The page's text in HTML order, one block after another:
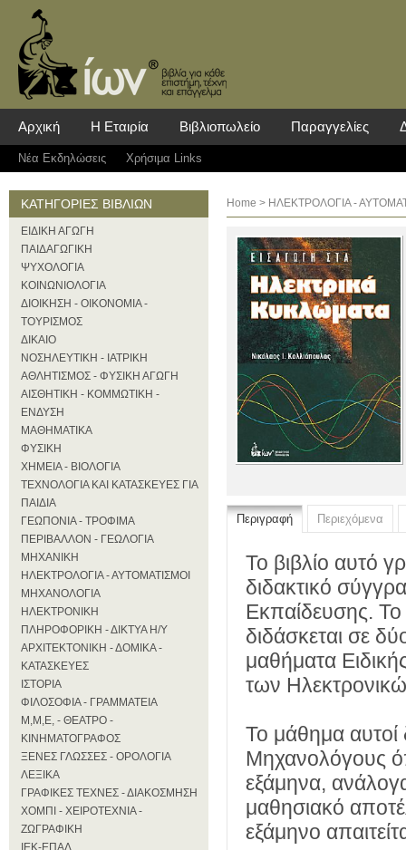
Αρχική Η Εταιρία Βιβλιοπωλείο Παραγγελίες
Νέα Eκδηλώσεις Χρήσιμα Links
ΚΑΤΗΓΟΡΙΕΣ ΒΙΒΛΙΩΝ
ΕΙΔΙΚΗ ΑΓΩΓΗ
ΠΑΙΔΑΓΩΓΙΚΗ
ΨΥΧΟΛΟΓΙΑ
ΚΟΙΝΩΝΙΟΛΟΓΙΑ
ΔΙΟΙΚΗΣΗ - ΟΙΚΟΝΟΜΙΑ -
ΤΟΥΡΙΣΜΟΣ
ΔΙΚΑΙΟ
ΝΟΣΗΛΕΥΤΙΚΗ - ΙΑΤΡΙΚΗ
ΑΘΛΗΤΙΣΜΟΣ - ΦΥΣΙΚΗ ΑΓΩΓΗ
ΑΙΣΘΗΤΙΚΗ - ΚΟΜΜΩΤΙΚΗ -
ΕΝΔΥΣΗ
ΜΑΘΗΜΑΤΙΚΑ
ΦΥΣΙΚΗ
ΧΗΜΕΙΑ - ΒΙΟΛΟΓΙΑ
ΤΕΧΝΟΛΟΓΙΑ ΚΑΙ ΚΑΤΑΣΚΕΥΕΣ ΓΙΑ
ΠΑΙΔΙΑ
ΓΕΩΠΟΝΙΑ - ΤΡΟΦΙΜΑ
ΠΕΡΙΒΑΛΛΟΝ - ΓΕΩΛΟΓΙΑ
ΜΗΧΑΝΙΚΗ
ΗΛΕΚΤΡΟΛΟΓΙΑ - ΑΥΤΟΜΑΤΙΣΜΟΙ
ΜΗΧΑΝΟΛΟΓΙΑ
ΗΛΕΚΤΡΟΝΙΚΗ
ΠΛΗΡΟΦΟΡΙΚΗ - ΔΙΚΤΥΑ Η/Υ
ΑΡΧΙΤΕΚΤΟΝΙΚΗ - ΔΟΜΙΚΑ -
ΚΑΤΑΣΚΕΥΕΣ
ΙΣΤΟΡΙΑ
ΦΙΛΟΣΟΦΙΑ - ΓΡΑΜΜΑΤΕΙΑ
Μ,Μ,Ε, - ΘΕΑΤΡΟ -
ΚΙΝΗΜΑΤΟΓΡΑΦΟΣ
ΞΕΝΕΣ ΓΛΩΣΣΕΣ - ΟΡΟΛΟΓΙΑ
ΛΕΞΙΚΑ
ΓΡΑΦΙΚΕΣ ΤΕΧΝΕΣ - ΔΙΑΚΟΣΜΗΣΗ
ΧΟΜΠΙ - ΧΕΙΡΟΤΕΧΝΙΑ -
ΖΩΓΡΑΦΙΚΗ
ΙΕΚ-ΕΠΑΛ
Home > ΗΛΕΚΤΡΟΛΟΓΙΑ -
Περιγραφή Περιεχόμενα
Το βιβλίο αυτό
διδακτικό
Εκπαίδευσης.
διδάσκεται σε
μαθήματα
των
Το μάθημα αυτοί
Μηχανολόγους
εξάμηνα,
μαθησιακό
εξάμηνο